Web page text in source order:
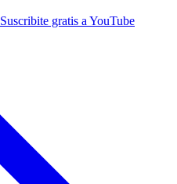
Suscribite gratis a YouTube